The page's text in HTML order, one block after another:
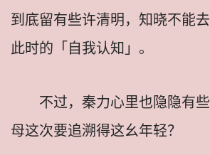
到底留有些许清明，知晓不能
此时的「自我认知」。
不过，秦力心里也隐隐有
母这次要追溯得这幺年轻？